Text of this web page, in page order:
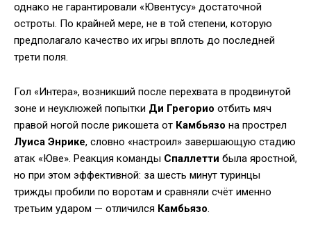
однако не гарантировали «Ювентусу» достаточной
остроты. По крайней мере, не в той степени, которую
предполагало качество их игры вплоть до последней
трети поля.
Гол «Интера», возникший после перехвата в продвинутой
зоне и неуклюжей попытки Ди Грегорио отбить мяч
правой ногой после рикошета от Камбьязо на прострел
Луиса Энрике, словно «настроил» завершающую стадию
атак «Юве». Реакция команды Спаллетти была яростной,
но при этом эффективной: за шесть минут туринцы
трижды пробили по воротам и сравняли счёт именно
третьим ударом — отличился Камбьязо.